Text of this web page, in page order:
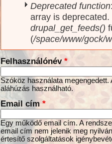
Deprecated function
array is
drupal_get_feeds()
(/space/www/gock/
Felhasználónév *
Szóköz használata
aláhúzás használható.
Email cím *
Egy működő email cím. A
email cím nem jelenik meg
értesítő szolgáltatások